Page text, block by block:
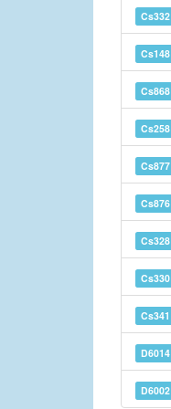
Cs332
Cs148
Cs868
Cs258
Cs877
Cs876
Cs328
Cs330
Cs341
D6014
D6002